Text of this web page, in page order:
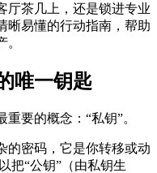
厅茶几上，还是锁进专业
晰易懂的行动指南，帮助
唯一钥匙
要的概念：“私钥”。
的密码，它是你转移或动
把“公钥”（由私钥生